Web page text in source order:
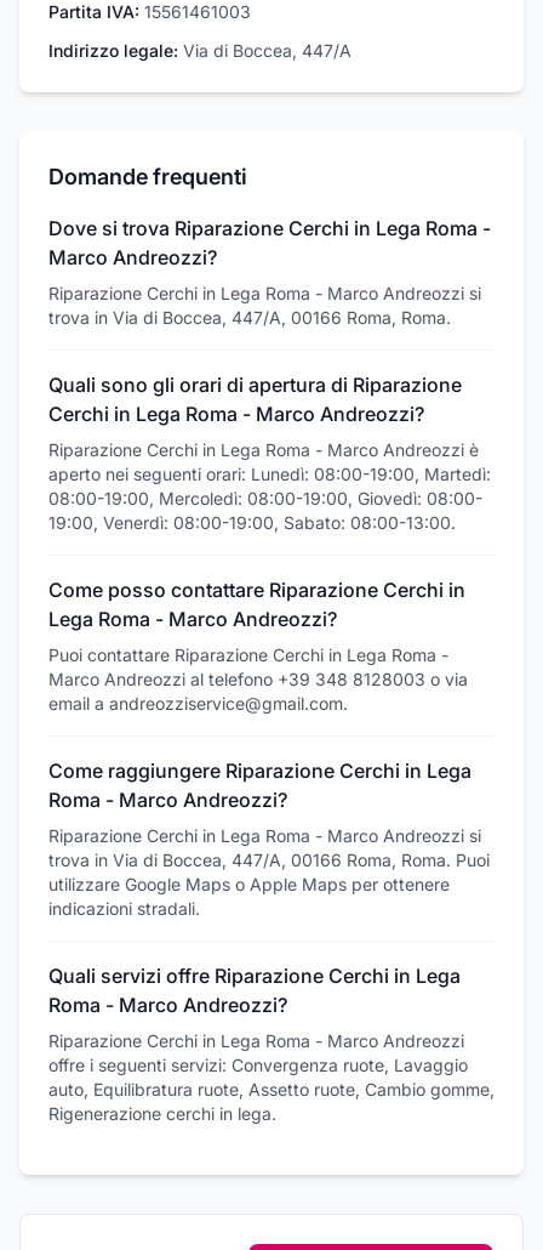
Partita IVA: 15561461003
Indirizzo legale: Via di Boccea, 447/A
Domande frequenti
Dove si trova Riparazione Cerchi in Lega Roma -
Marco Andreozzi?
Riparazione Cerchi in Lega Roma - Marco Andreozzi si
trova in Via di Boccea, 447/A, 00166 Roma, Roma.
Quali sono gli orari di apertura di Riparazione
Cerchi in Lega Roma - Marco Andreozzi?
Riparazione Cerchi in Lega Roma - Marco Andreozzi è
aperto nei seguenti orari: Lunedì: 08:00-19:00, Martedì:
08:00-19:00, Mercoledì: 08:00-19:00, Giovedì: 08:00-
19:00, Venerdì: 08:00-19:00, Sabato: 08:00-13:00.
Come posso contattare Riparazione Cerchi in
Lega Roma - Marco Andreozzi?
Puoi contattare Riparazione Cerchi in Lega Roma -
Marco Andreozzi al telefono +39 348 8128003 o via
email a andreozziservice@gmail.com.
Come raggiungere Riparazione Cerchi in Lega
Roma - Marco Andreozzi?
Riparazione Cerchi in Lega Roma - Marco Andreozzi si
trova in Via di Boccea, 447/A, 00166 Roma, Roma. Puoi
utilizzare Google Maps o Apple Maps per ottenere
indicazioni stradali.
Quali servizi offre Riparazione Cerchi in Lega
Roma - Marco Andreozzi?
Riparazione Cerchi in Lega Roma - Marco Andreozzi
offre i seguenti servizi: Convergenza ruote, Lavaggio
auto, Equilibratura ruote, Assetto ruote, Cambio gomme,
Rigenerazione cerchi in lega.